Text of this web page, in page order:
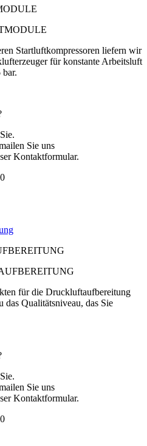
Startluftkompressoren liefern wir
für konstante Arbeitsluft
Sie uns
Kontaktformular.
für die Druckluftaufbereitung
das Qualitätsniveau, das Sie
Sie uns
Kontaktformular.